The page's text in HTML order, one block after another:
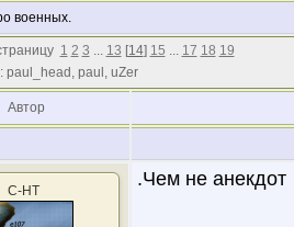
военных.
1 2 3 ... 13 [14] 15 ... 17 18 19
paul_head, paul, uZer
Автор
С-НТ
.Чем не анекдот